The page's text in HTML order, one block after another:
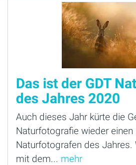
Das ist der GDT
des Jahres 2020
Auch dieses Jahr kürte die
Naturfotografie wieder einen
Naturfotografen des Jahres.
mit dem... mehr